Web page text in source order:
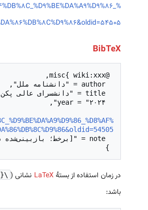
BibTeX
در زمان استفاده از بستهٔLaTeX نشانی ( \usepackage{url}
باشد: